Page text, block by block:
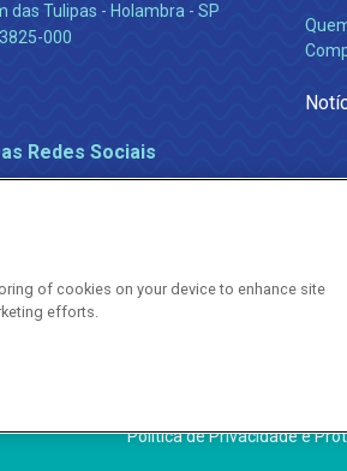
das Tulipas - Holambra - SP
000
Redes Sociais
Copyright ® 2026 -
Política de Privacidade e
of cookies on your device to enhance site
efforts.